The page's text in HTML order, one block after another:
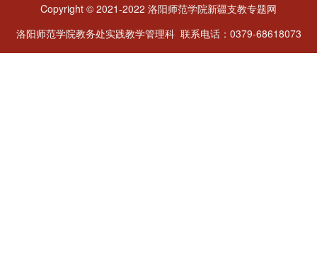
Copyright © 2021-2022 洛阳师范学院新疆支教专题网
洛阳师范学院教务处实践教学管理科 联系电话：0379-68618073